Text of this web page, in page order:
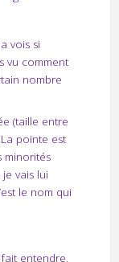
vois si
vu comment
nombre
(taille entre
La pointe est
minorités
vais lui
le nom qui
fait entendre.